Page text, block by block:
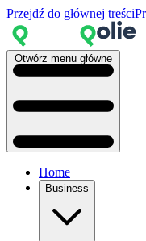
Przejdź do głównej treści
Otwórz menu główne
Home
Business